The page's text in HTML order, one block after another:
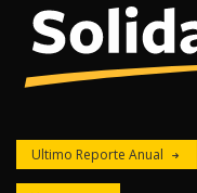
Ultimo Reporte Anual